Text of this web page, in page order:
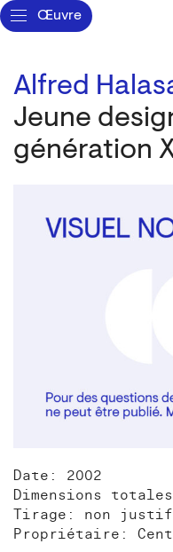
Œuvre
Alfred
Jeune
génération
Date: 2002
Dimensions
Tirage: non
Propriétaire: